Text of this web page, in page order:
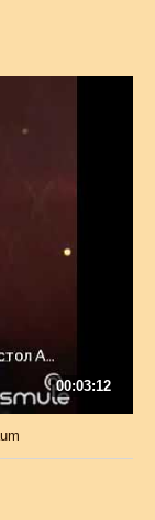
00:03:12